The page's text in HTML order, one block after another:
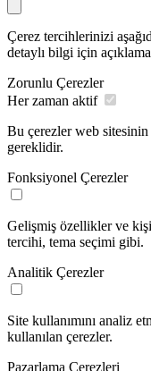
Çerez tercihlerinizi
detaylı bilgi için
Zorunlu Çerezler
Her zaman aktif
Bu çerezler web
gereklidir.
Fonksiyonel Çerezler
Gelişmiş özellikler ve
tercihi, tema seçimi gibi.
Analitik Çerezler
Site kullanımını analiz
kullanılan çerezler.
Pazarlama Çerezleri